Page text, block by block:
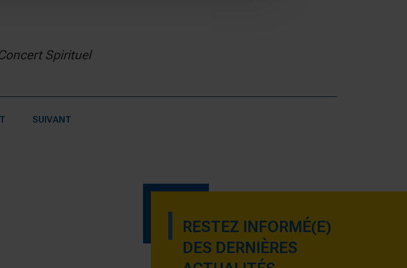
Spirituel
SUIVANT
RESTEZ INFORMÉ(E)
DES DERNIÈRES